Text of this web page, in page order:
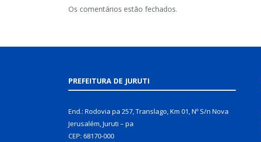
Os comentários estão fechados.
PREFEITURA DE JURUTI
End.: Rodovia pa 257, Translago, Km 01, Nº S/n Nova
Jerusalém, Juruti – pa
CEP: 68170-000